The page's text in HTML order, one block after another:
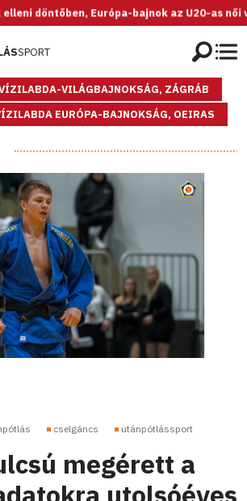
Európa-bajnok az U20-as női
SPORT
VILÁGBAJNOKSÁG, ZÁGRÁB
EURÓPA-BAJNOKSÁG, OEIRAS
cselgáncs utánpótlássport
megérett a